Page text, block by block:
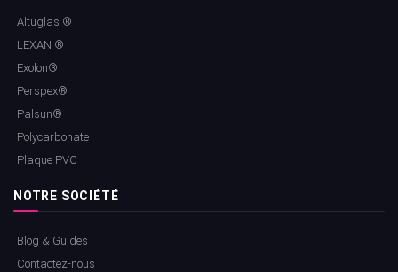
Altuglas ®
LEXAN ®
Exolon®
Perspex®
Palsun®
Polycarbonate
Plaque PVC
NOTRE SOCIÉTÉ
Blog & Guides
Contactez-nous